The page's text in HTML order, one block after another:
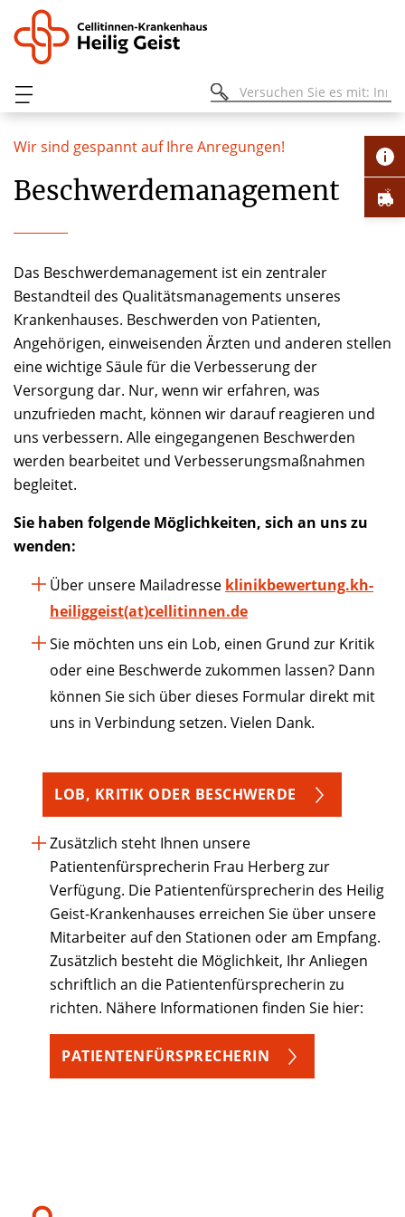
Wir sind gespannt auf Ihre Anregungen!
Beschwerdemanagement
Das Beschwerdemanagement ist ein zentraler
Bestandteil des Qualitätsmanagements unseres
Krankenhauses. Beschwerden von Patienten,
Angehörigen, einweisenden Ärzten und anderen stellen
eine wichtige Säule für die Verbesserung der
Versorgung dar. Nur, wenn wir erfahren, was
unzufrieden macht, können wir darauf reagieren und
uns verbessern. Alle eingegangenen Beschwerden
werden bearbeitet und Verbesserungsmaßnahmen
begleitet.
Sie haben folgende Möglichkeiten, sich an uns zu
wenden:
Über unsere Mailadresse klinikbewertung.kh-
heiliggeist(at)cellitinnen.de
Sie möchten uns ein Lob, einen Grund zur Kritik
oder eine Beschwerde zukommen lassen? Dann
können Sie sich über dieses Formular direkt mit
uns in Verbindung setzen. Vielen Dank.
LOB, KRITIK ODER BESCHWERDE
Zusätzlich steht Ihnen unsere
Patientenfürsprecherin Frau Herberg zur
Verfügung. Die Patientenfürsprecherin des Heilig
Geist-Krankenhauses erreichen Sie über unsere
Mitarbeiter auf den Stationen oder am Empfang.
Zusätzlich besteht die Möglichkeit, Ihr Anliegen
schriftlich an die Patientenfürsprecherin zu
richten. Nähere Informationen finden Sie hier:
PATIENTENFÜRSPRECHERIN